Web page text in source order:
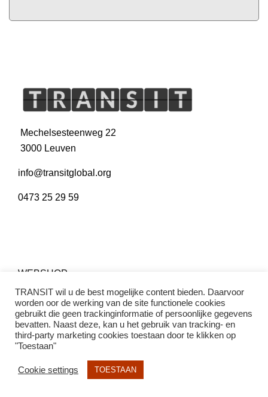
Mechelsesteenweg 22
3000 Leuven
info@transitglobal.org
0473 25 29 59
WEBSHOP
TRANSIT wil u de best mogelijke content bieden. Daarvoor
worden oor de werking van de site functionele cookies
gebruikt die geen trackinginformatie of persoonlijke gegevens
bevatten. Naast deze, kan u het gebruik van tracking- en
third-party marketing cookies toestaan door te klikken op
"Toestaan"
Cookie settings TOESTAAN